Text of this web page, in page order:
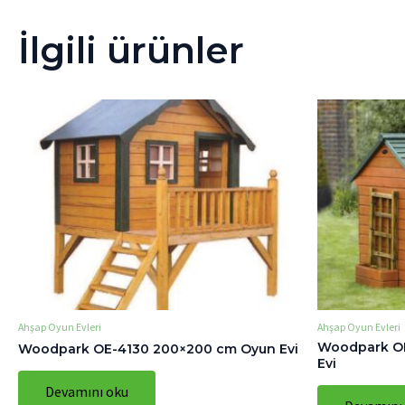
İlgili ürünler
Ahşap Oyun Evleri
Woodpark OE-4130 200×200 cm Oyun Evi
Devamını oku
Ahşap Oyun Evleri
Woodpark
Evi